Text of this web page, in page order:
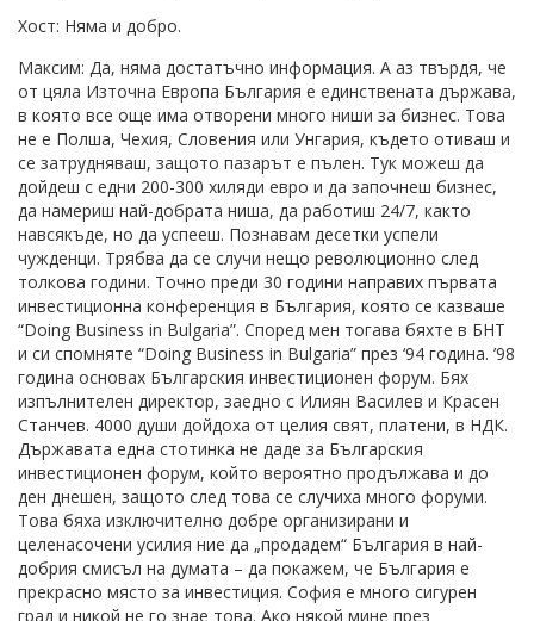
Хост: Няма и добро.
Максим: Да, няма достатъчно информация. А аз твърдя, че
от цяла Източна Европа България е единствената държава,
в която все още има отворени много ниши за бизнес. Това
не е Полша, Чехия, Словения или Унгария, където отиваш и
се затрудняваш, защото пазарът е пълен. Тук можеш да
дойдеш с едни 200-300 хиляди евро и да започнеш бизнес,
да намериш най-добрата ниша, да работиш 24/7, както
навсякъде, но да успееш. Познавам десетки успели
чужденци. Трябва да се случи нещо революционно след
толкова години. Точно преди 30 години направих първата
инвестиционна конференция в България, която се казваше
“Doing Business in Bulgaria”. Според мен тогава бяхте в БНТ
и си спомняте “Doing Business in Bulgaria” през ‘94 година. ’98
година основах Българския инвестиционен форум. Бях
изпълнителен директор, заедно с Илиян Василев и Красен
Станчев. 4000 души дойдоха от целия свят, платени, в НДК.
Държавата една стотинка не даде за Българския
инвестиционен форум, който вероятно продължава и до
ден днешен, защото след това се случиха много форуми.
Това бяха изключително добре организирани и
целенасочени усилия ние да „продадем“ България в най-
добрия смисъл на думата – да покажем, че България е
прекрасно място за инвестиция. София е много сигурен
град и никой не го знае това. Ако някой мине през